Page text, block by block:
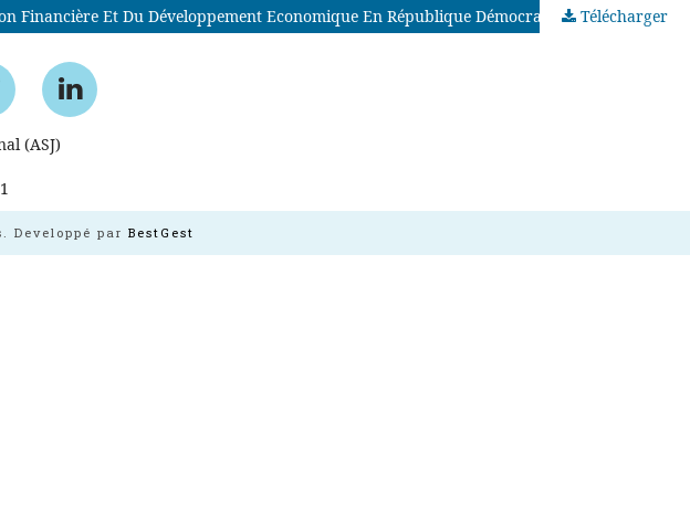
Financière Et Du Développement Economique En République Démocratique Du Congo
Télécharger
(ASJ)
Developpé par BestGest